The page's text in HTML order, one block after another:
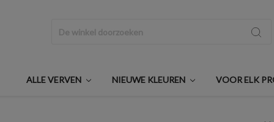
ALLE VERVEN NIEUWE KLEUREN VOOR ELK